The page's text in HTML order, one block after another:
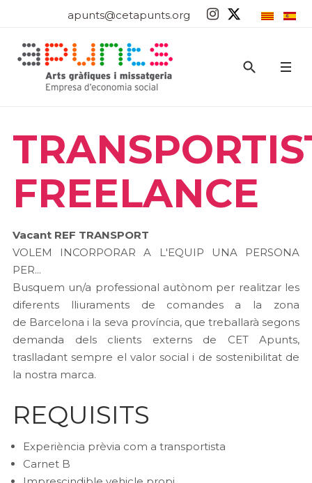
apunts@cetapunts.org
FREELANCE
Vacant REF TRANSPORT
VOLEM INCORPORAR A L'EQUIP UNA PERSONA
PER...
Busquem un/a professional autònom per realitzar les
diferents lliuraments de comandes a la zona
de Barcelona i la seva província, que treballarà segons
demanda dels clients externs de CET Apunts,
traslladant sempre el valor social i de sostenibilitat de
la nostra marca.
REQUISITS
Experiència prèvia com a transportista
Carnet B